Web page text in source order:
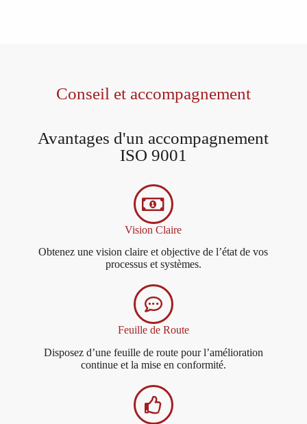
Conseil et accompagnement​
Avantages d'un accompagnement
ISO 9001
Vision Claire
Obtenez une vision claire et objective de l’état de vos
processus et systèmes.
Feuille de Route
Disposez d’une feuille de route pour l’amélioration
continue et la mise en conformité.